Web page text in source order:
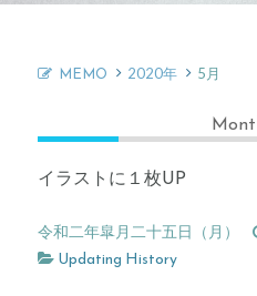
MEMO 2020年 5月
イラストに１枚UP
令和二年皐月二十五日（月）
Updating History